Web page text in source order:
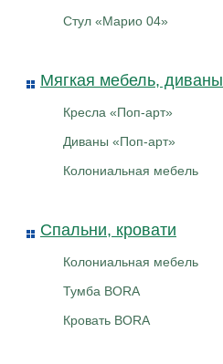
Стул «Марио 04»
Мягкая мебель, диваны
Кресла «Поп-арт»
Диваны «Поп-арт»
Колониальная мебель
Спальни, кровати
Колониальная мебель
Тумба BORA
Кровать BORA